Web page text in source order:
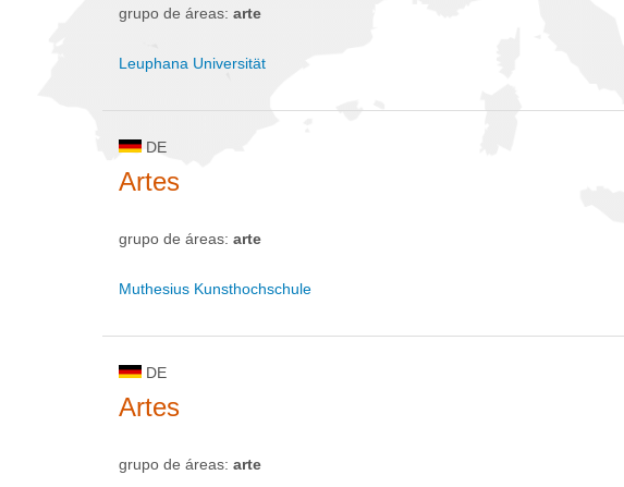
grupo de áreas: arte
Leuphana Universität
DE
Artes
grupo de áreas: arte
Muthesius Kunsthochschule
DE
Artes
grupo de áreas: arte